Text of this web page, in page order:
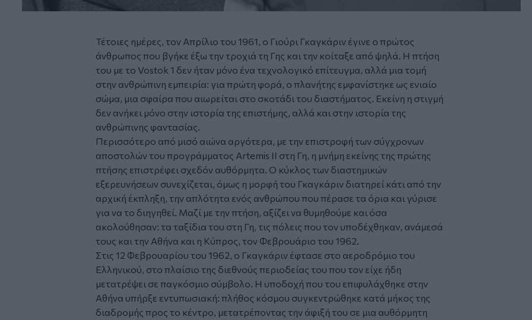
Τέτοιες ημέρες, τον Απρίλιο του 1961, ο Γιούρι Γκαγκάριν έγινε ο πρώτος
άνθρωπος που βγήκε έξω την τροχιά τη Γης και την κοίταξε από ψηλά. Η πτήση
του με το Vostok 1 δεν ήταν μόνο ένα τεχνολογικό επίτευγμα, αλλά μια τομή
στην ανθρώπινη εμπειρία: για πρώτη φορά, ο πλανήτης εμφανίστηκε ως ενιαίο
σώμα, μια σφαίρα που αιωρείται στο σκοτάδι του διαστήματος. Εκείνη η στιγμή
δεν ανήκει μόνο στην ιστορία της επιστήμης, αλλά και στην ιστορία της
ανθρώπινης φαντασίας.
Περισσότερο από μισό αιώνα αργότερα, με την επιστροφή των σύγχρονων
αποστολών του προγράμματος Artemis ΙΙ στη Γη, η μνήμη εκείνης της πρώτης
πτήσης επιστρέφει σχεδόν αυθόρμητα. Ο κύκλος των διαστημικών
εξερευνήσεων συνεχίζεται, όμως η μορφή του Γκαγκάριν διατηρεί κάτι από την
αρχική έκπληξη, την απλότητα ενός ανθρώπου που πέρασε τα όρια και γύρισε
για να το διηγηθεί. Μαζί με την πτήση, αξίζει να θυμηθούμε και όσα
ακολούθησαν: τα ταξίδια του στη Γη, τις πόλεις που τον υποδέχθηκαν, ανάμεσά
τους και την Αθήνα και η Κύπρος, τον Φεβρουάριο του 1962.
Στις 12 Φεβρουαρίου του 1962, ο Γκαγκάριν έφτασε στο αεροδρόμιο του
Ελληνικού, στο πλαίσιο της διεθνούς περιοδείας του που τον είχε ήδη
μετατρέψει σε παγκόσμιο σύμβολο. Η υποδοχή που του επιφυλάχθηκε στην
Αθήνα υπήρξε εντυπωσιακή: πλήθος κόσμου συγκεντρώθηκε κατά μήκος της
διαδρομής προς το κέντρο, μετατρέποντας την άφιξή του σε μια αυθόρμητη